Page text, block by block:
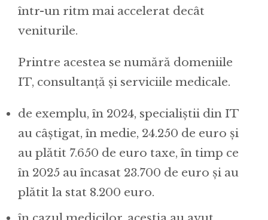
într-un ritm mai accelerat decât
veniturile.
Printre acestea se numără domeniile
IT, consultanță și serviciile medicale.
de exemplu, în 2024, specialiștii din IT
au câștigat, în medie, 24.250 de euro și
au plătit 7.650 de euro taxe, în timp ce
în 2025 au încasat 23.700 de euro și au
plătit la stat 8.200 euro.